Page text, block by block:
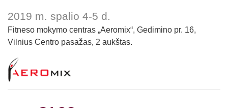
2019 m. spalio 4-5 d.
Fitneso mokymo centras „Aeromix“, Gedimino pr. 16,
Vilnius Centro pasažas, 2 aukštas.